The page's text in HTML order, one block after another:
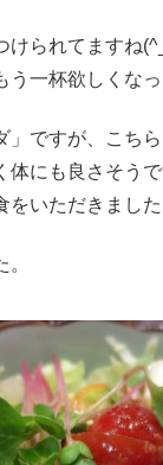
けられてますね
う一杯欲しくな
」ですが、こち
体にも良さそう
いただきました